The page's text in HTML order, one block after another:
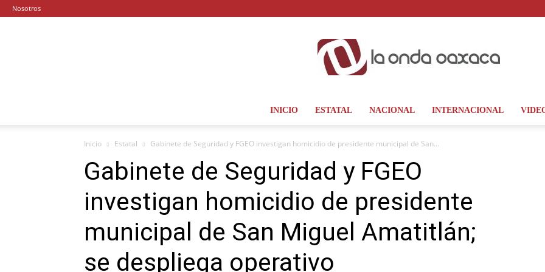
Nosotros
La
Onda
INICIO ESTATAL NACIONAL INTERNACIONAL
Inicio Estatal Gabinete de Seguridad y FGEO investigan homicidio de presidente municipal de San...
Gabinete de Seguridad y FGEO
investigan homicidio de presidente
municipal de San Miguel Amatitlán;
se despliega operativo